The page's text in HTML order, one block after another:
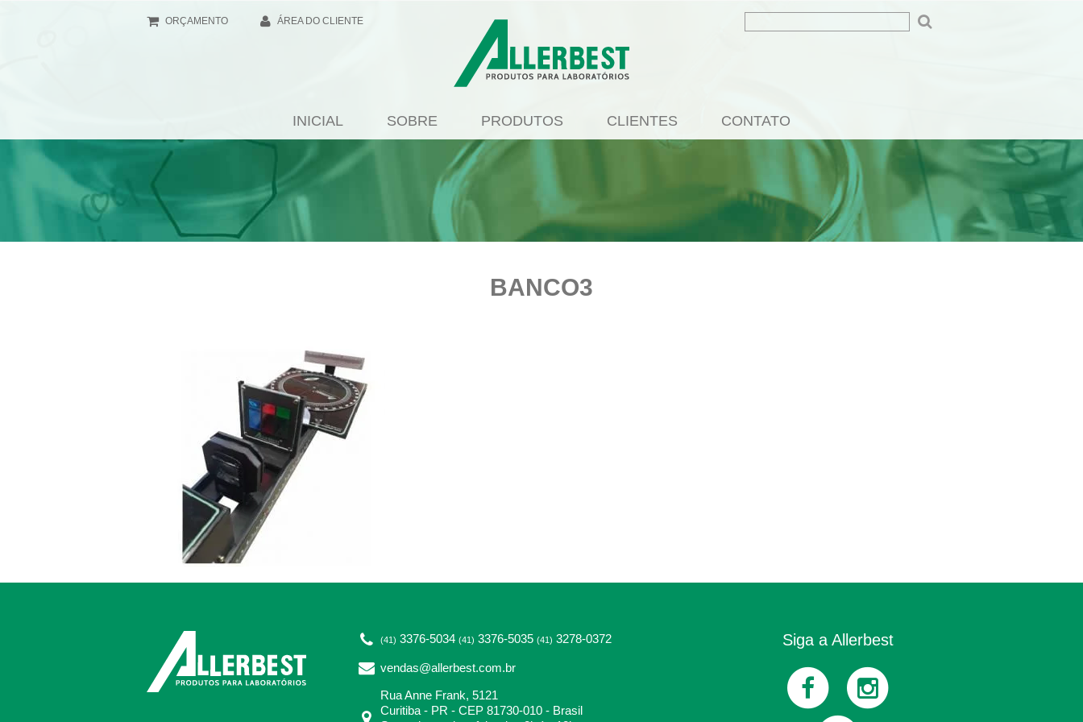
ORÇAMENTO ÁREA DO CLIENTE
INICIAL SOBRE PRODUTOS CLIENTES CONTATO
BANCO3
(41) 3376-5034 (41) 3376-5035 (41) 3278-0372
vendas@allerbest.com.br
Rua Anne Frank, 5121
Curitiba - PR - CEP 81730-010 - Brasil
Siga a Allerbest